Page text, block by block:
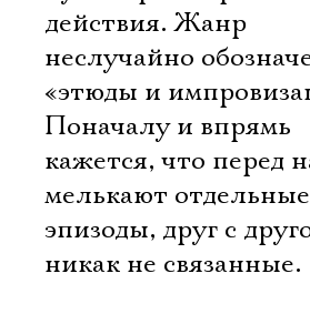
действия. Жанр
неслучайно
«этюды и
Поначалу и впрямь
кажется, что перед
мелькают отдельные
эпизоды, друг с
никак не связанные.